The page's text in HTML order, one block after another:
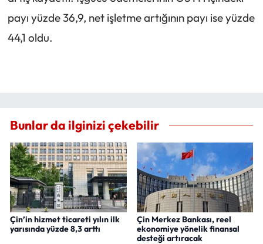
payı yüzde 36,9, net işletme artığının payı ise yüzde
44,1 oldu.
Bunlar da ilginizi çekebilir
Çin’in hizmet ticareti yılın ilk
yarısında yüzde 8,3 arttı
Çin Merkez Bankası, reel
ekonomiye yönelik finansal
desteği artıracak